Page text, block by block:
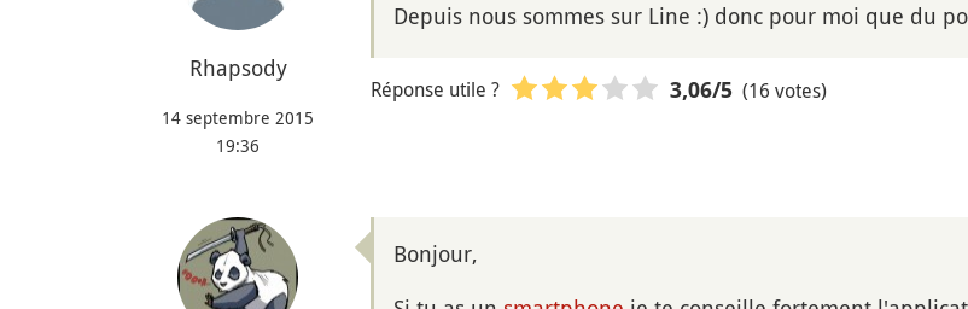
Rhapsody
14 septembre 2015
19:36
Depuis nous sommes sur Line :) donc pour moi que du
Réponse utile ? 3,06/5 (16 votes)
Bonjour,